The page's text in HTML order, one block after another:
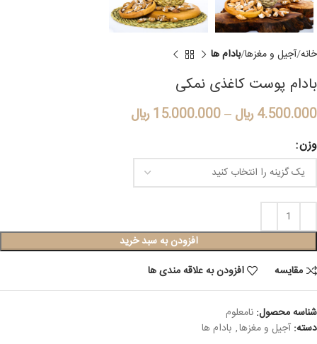
خانه آجیل و مغزها بادام ها
بادام پوست کاغذی نمکی
4.500.000 ﷼ –
15.000.000 ﷼
وزن
افزودن به سبد خرید
مقایسه
افزودن به علاقه مندی ها
شناسه محصول: نامعلوم
دسته: آجیل و مغزها, بادام ها